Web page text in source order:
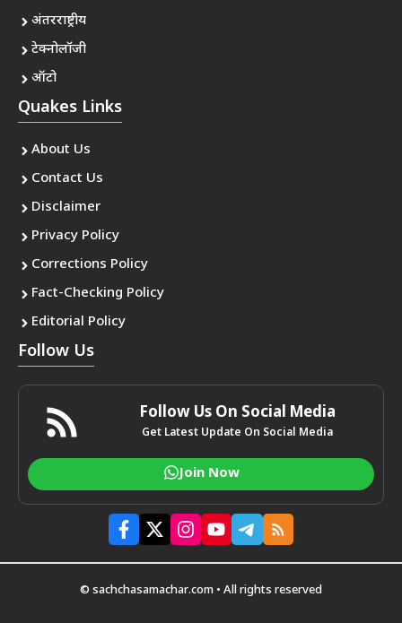
अंतरराष्ट्रीय
टेक्नोलॉजी
ऑटो
Quakes Links
About Us
Contact Us
Disclaimer
Privacy Policy
Corrections Policy
Fact-Checking Policy
Editorial Policy
Follow Us
Follow Us On Social Media
Get Latest Update On Social Media
Join Now
© sachchasamachar.com • All rights reserved